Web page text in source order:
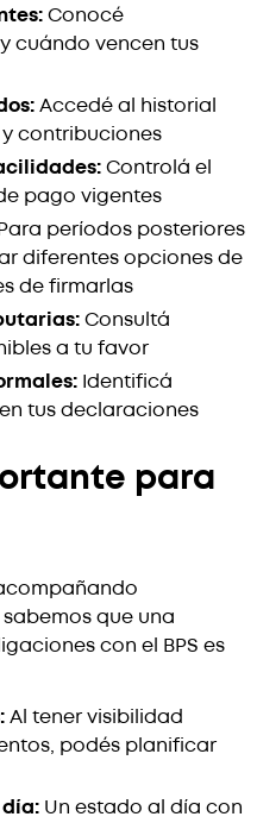
Conocé
cuándo vencen tus
Accedé al historial
contribuciones
Controlá el
pago vigentes
períodos posteriores
diferentes opciones de
de firmarlas
Consultá
a tu favor
Identificá
tus declaraciones
para
que una
con el BPS es
Al tener visibilidad
podés planificar
Un estado al día con